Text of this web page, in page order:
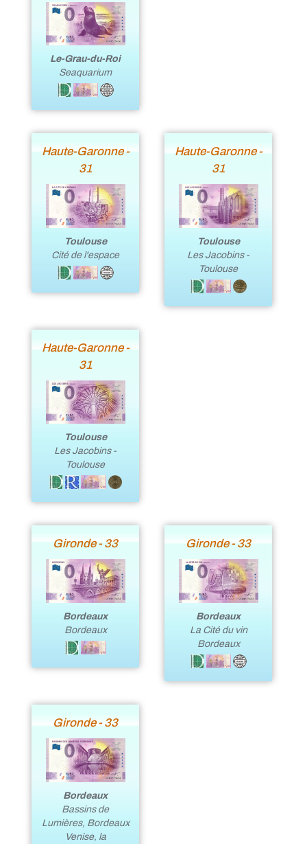
Le-Grau-du-Roi
Seaquarium
Haute-Garonne -
31
Toulouse
Cité de l'espace
Haute-Garonne -
31
Toulouse
Les Jacobins -
Toulouse
Haute-Garonne -
31
Toulouse
Les Jacobins -
Toulouse
Gironde - 33
Bordeaux
Bordeaux
Gironde - 33
Bordeaux
La Cité du vin
Bordeaux
Gironde - 33
Bordeaux
Bassins de
Lumières, Bordeaux
Venise, la